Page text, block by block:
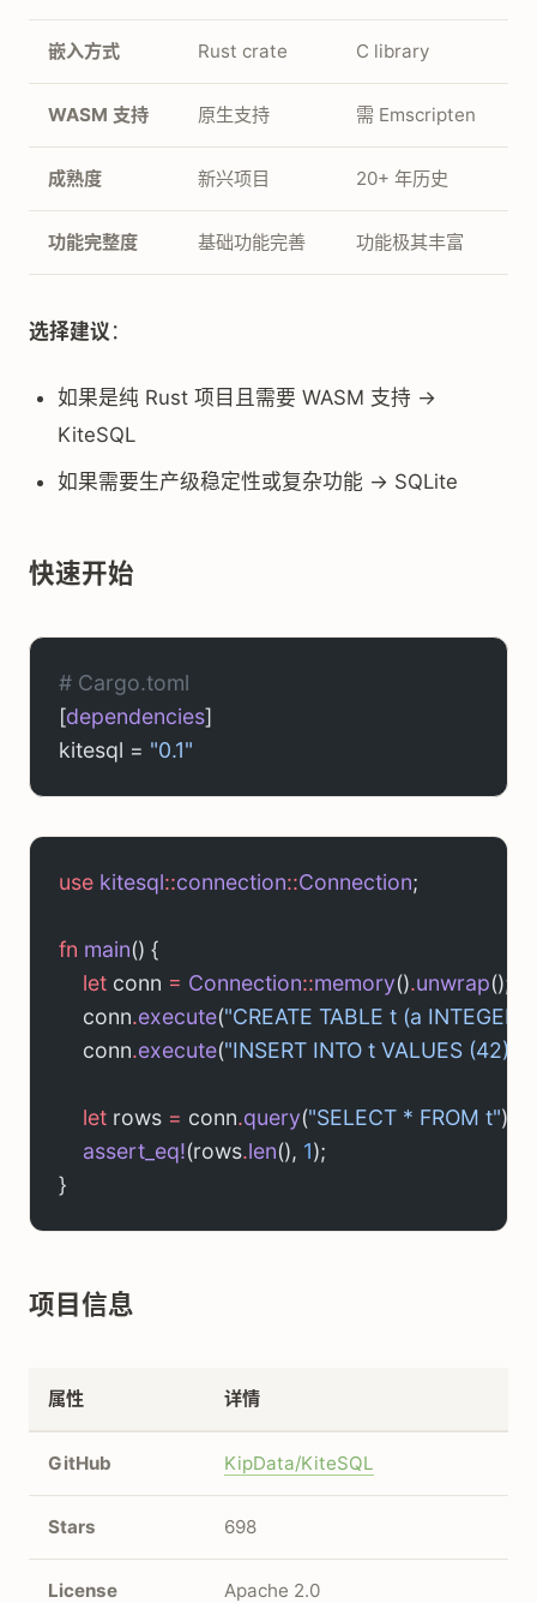
嵌入方式 Rust crate C library
WASM 支持 原生支持 需 Emscripten
成熟度 新兴项目 20+ 年历史
功能完整度 基础功能完善 功能极其丰富
选择建议 ：
如果是纯 Rust 项目且需要 WASM 支持 →
KiteSQL
如果需要生产级稳定性或复杂功能 → SQLite
快速开始
# Cargo.toml
[dependencies]
kitesql = "0.1"
use kitesql::connection::Connection;
fn main() {
    let
conn = Connection::memory().unwrap();
    conn
.execute("CREATE TABLE t (a INTEGER)"
    conn
.execute("INSERT INTO t VALUES (42)"
    let
rows = conn.query("SELECT * FROM t")
    assert_eq!
(rows.len(), 1);
}
项目信息
属性 详情
GitHub KipData/KiteSQL
Stars 698
License Apache 2.0